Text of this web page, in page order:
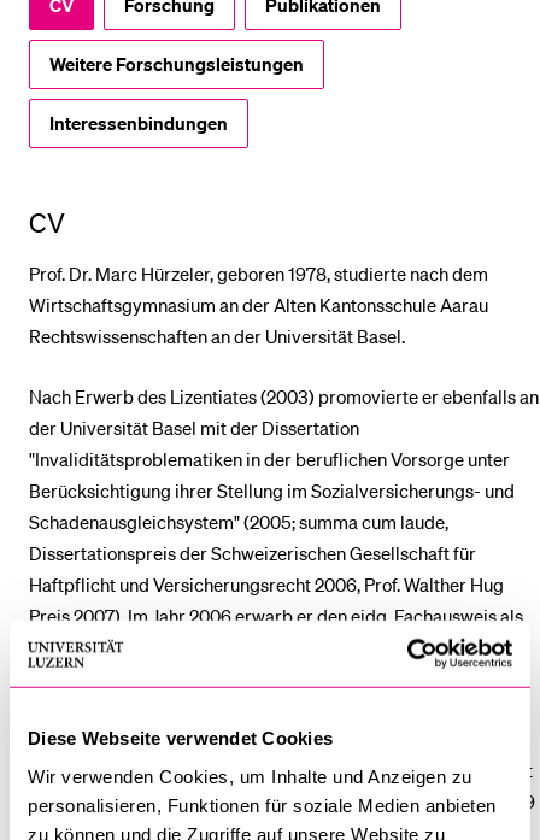
Diese Webseite verwendet Cookies
Wir verwenden Cookies, um Inhalte und Anzeigen zu
personalisieren, Funktionen für soziale Medien anbieten
zu können und die Zugriffe auf unsere Website zu
Weitere Forschungsleistungen
Interessenbindungen
CV
Prof. Dr. Marc Hürzeler, geboren 1978, studierte nach dem
Wirtschaftsgymnasium an der Alten Kantonsschule Aarau
Rechtswissenschaften an der Universität Basel.
Nach Erwerb des Lizentiates (2003) promovierte er ebenfalls an
der Universität Basel mit der Dissertation
"Invaliditätsproblematiken in der beruflichen Vorsorge unter
Berücksichtigung ihrer Stellung im Sozialversicherungs- und
Schadenausgleichsystem" (2005; summa cum laude,
Dissertationspreis der Schweizerischen Gesellschaft für
Haftpflicht und Versicherungsrecht 2006, Prof. Walther Hug
Preis 2007). Im Jahr 2006 erwarb er den eidg. Fachausweis als
Sozialversicherungsfachmann.
Dozent in der Erwachsenenbildung an einer Handelsschule,
arbeitete Marc Hürzeler von 2001 bis 2009 als Rechtskonsulent
bei den Helvetia Versicherungen, wo er anschliessend von 2009
bis 2011 als Leiter Betrieb Kollektivleben tätig war.
Anmeldung und Zulassung